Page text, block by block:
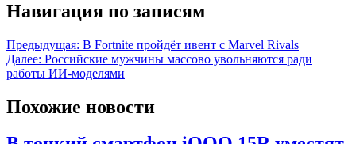
Навигация по записям
Предыдущая: В Fortnite пройдёт ивент с Marvel Rivals
Далее: Российские мужчины массово увольняются ради
работы ИИ-моделями
Похожие новости